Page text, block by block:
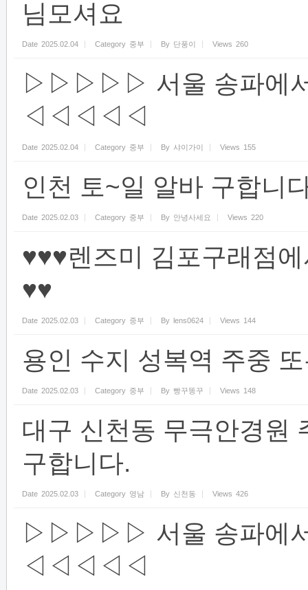
님모셔요
Date 2025.02.04 Category 중부 By 단풍이 Views 260
▷▷▷▷▷ 서울 송파에서
◁◁◁◁◁
Date 2025.02.04 Category 중부 By 샤이가이 Views 155
인천 토~일 알바 구합니
Date 2025.02.03 Category 중부 By 안녕사세요 Views 220
♥♥♥렌즈미 김포구래점
♥♥
Date 2025.02.03 Category 중부 By lens0624 Views 144
용인 수지 성복역 주중
Date 2025.02.03 Category 중부 By 빵꾸똥꾸 Views 148
대구 신천동 무극안경원
구합니다.
Date 2025.02.03 Category 영남 By 신천동 Views 426
▷▷▷▷▷ 서울 송파에서
◁◁◁◁◁